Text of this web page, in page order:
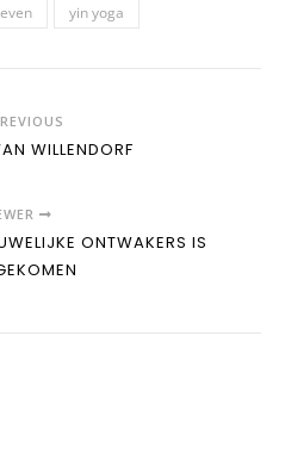
yin yoga
WILLENDORF
ONTWAKERS IS